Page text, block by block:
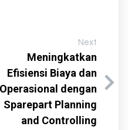
Next
Meningkatkan
Efisiensi Biaya dan
Operasional dengan
Sparepart Planning
and Controlling